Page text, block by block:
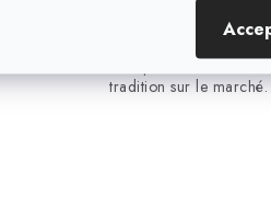
23 ans sur le
Nous sommes une
tchèque avec 23 ans
tradition sur le marché.